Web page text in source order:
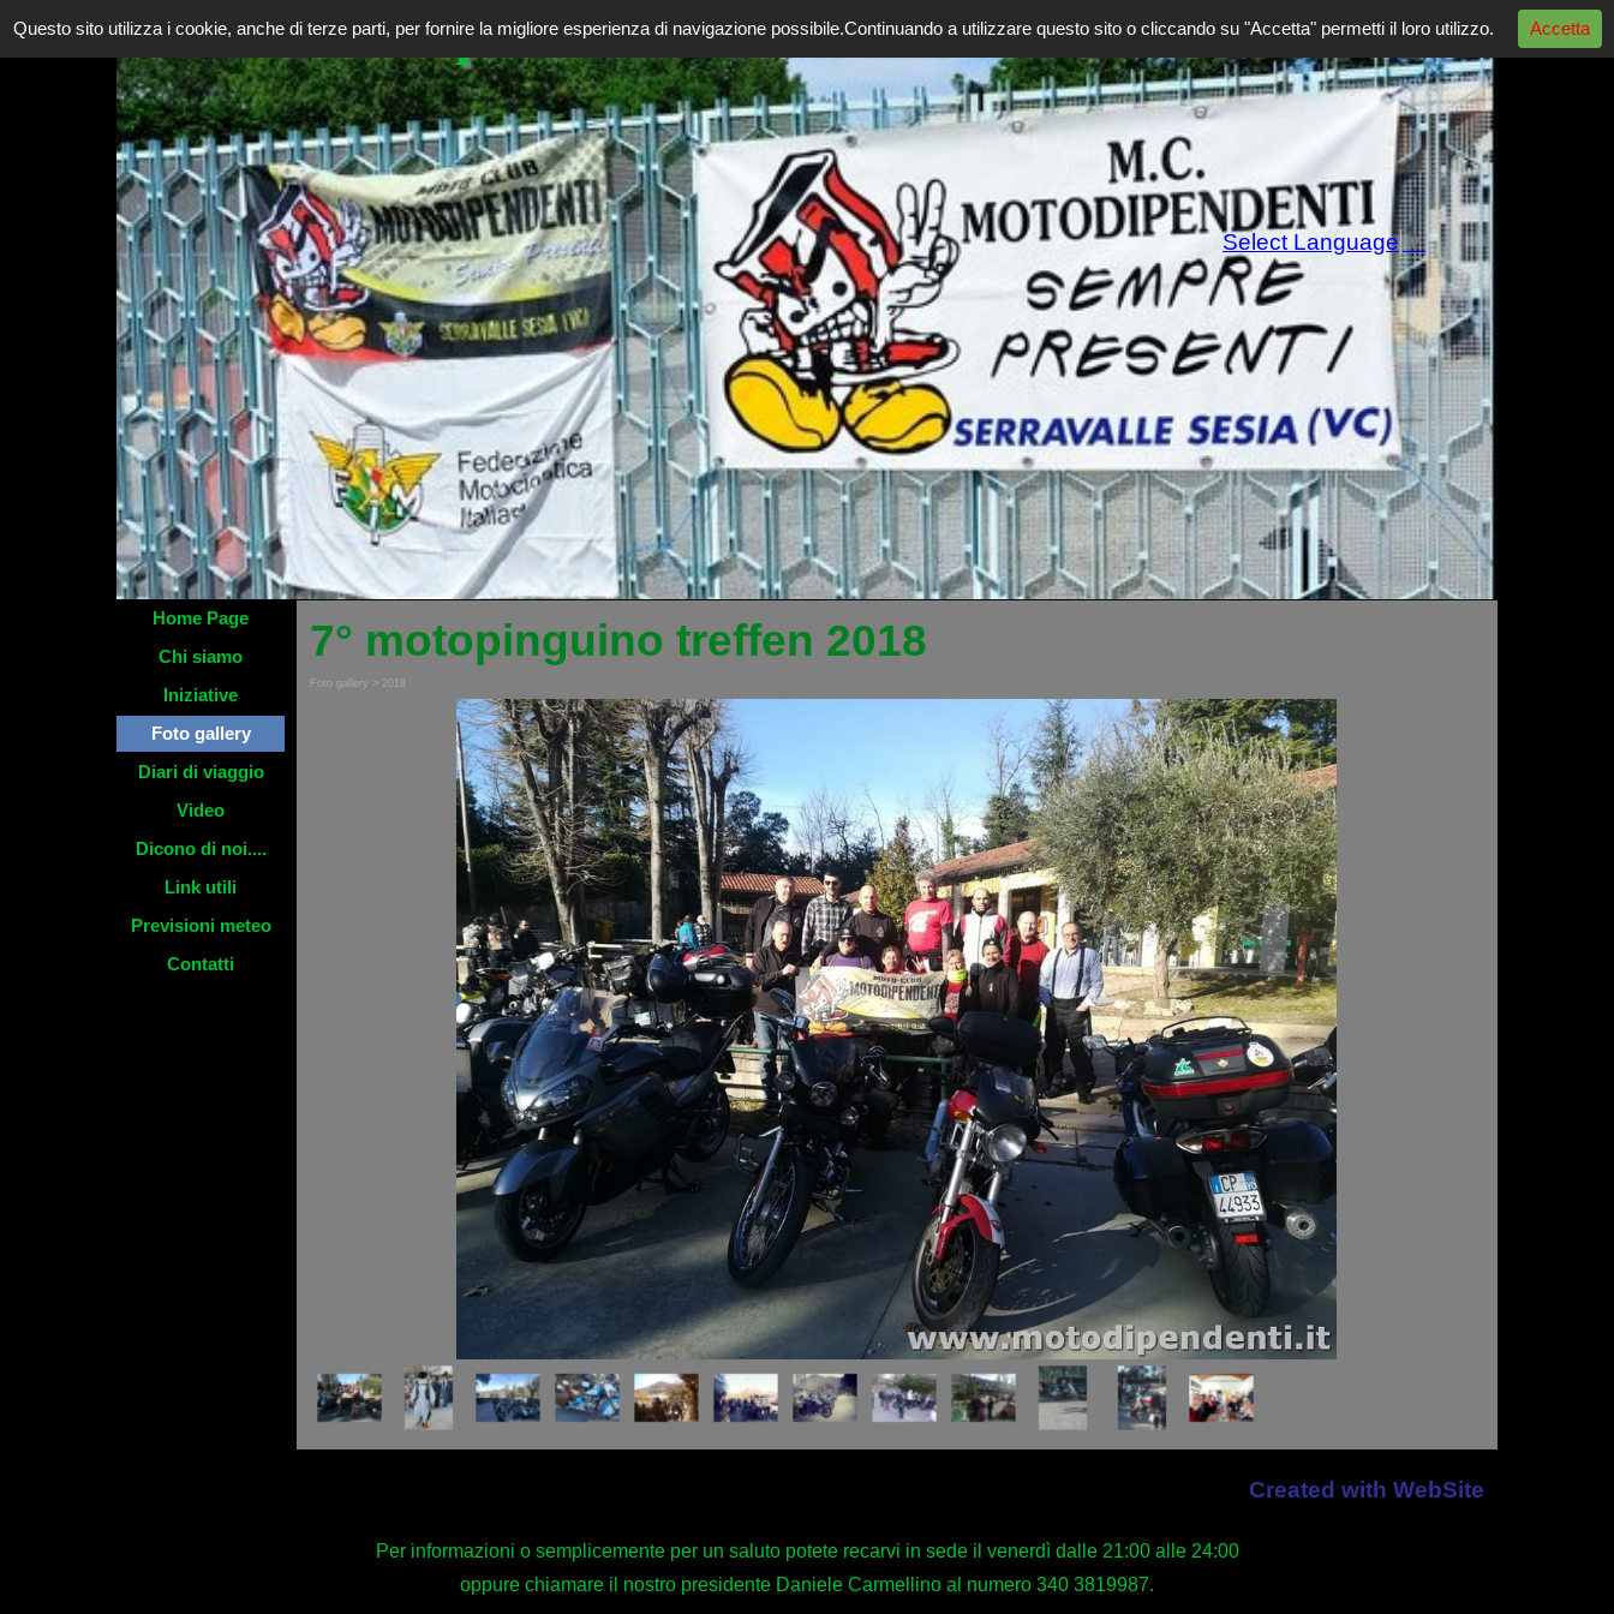
Questo sito utilizza i cookie, anche di terze parti, per fornire la migliore esperienza di navigazione possibile.Continuando a utilizzare questo sito o cliccando su "Accetta" permetti il loro utilizzo. Accetta
Motodipendenti - Motoclub attivo dal 1995
Select Language▼
Home Page
Chi siamo
Iniziative
Foto gallery
Diari di viaggio
Video
Dicono di noi....
Link utili
Previsioni meteo
Contatti
7° motopinguino treffen 2018
Foto gallery > 2018
Created with WebSite
Per informazioni o semplicemente per un saluto potete recarvi in sede il venerdì dalle 21:00 alle 24:00
oppure chiamare il nostro presidente Daniele Carmellino al numero 340 3819987.